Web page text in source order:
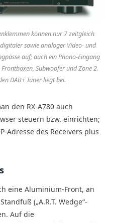
können nur 7 zeitgleich
sowie analoger Video- und
auf; auch ein Phono-Eingang
Subwoofer und Zone 2.
DAB+ Tuner liegt bei.
den RX-A780 auch
steuern bzw. einrichten;
Adresse des Receivers plus
eine Aluminium-Front, an
(„A.R.T. Wedge“-
Auf die